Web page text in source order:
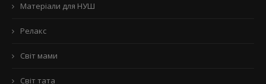
Матеріали для НУШ
Релакс
Світ мами
Світ тата